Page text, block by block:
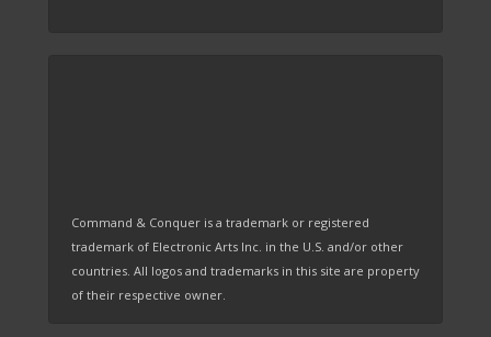
Command & Conquer is a trademark or registered
trademark of Electronic Arts Inc. in the U.S. and/or other
countries. All logos and trademarks in this site are property
of their respective owner.